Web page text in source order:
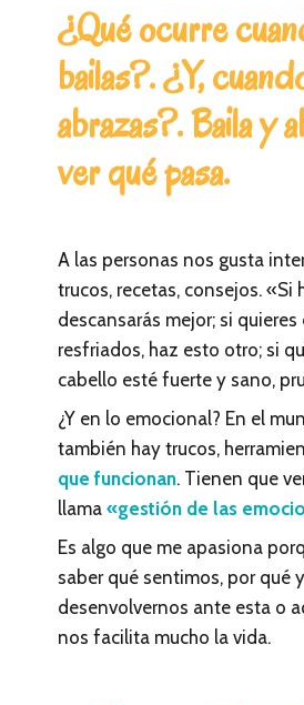
¿Qué ocurre
bailas?. ¿Y,
abrazas?. Baila y
ver qué pasa.
A las personas nos gusta
trucos, recetas, consejos. «Si
descansarás mejor; si
resfriados, haz esto otro; si
cabello esté fuerte y sano,
¿Y en lo emocional? En el
también hay trucos,
que funcionan. Tienen que
llama«gestión de las
Es algo que me apasiona
saber qué sentimos, por qué
desenvolvernos ante esta o
nos facilita mucho la vida.